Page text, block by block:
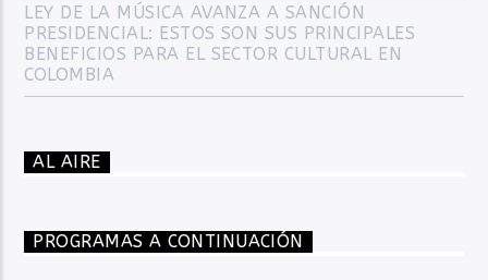
LEY DE LA MÚSICA AVANZA A SANCIÓN
PRESIDENCIAL: ESTOS SON SUS PRINCIPALES
BENEFICIOS PARA EL SECTOR CULTURAL EN
COLOMBIA
AL AIRE
PROGRAMAS A CONTINUACIÓN